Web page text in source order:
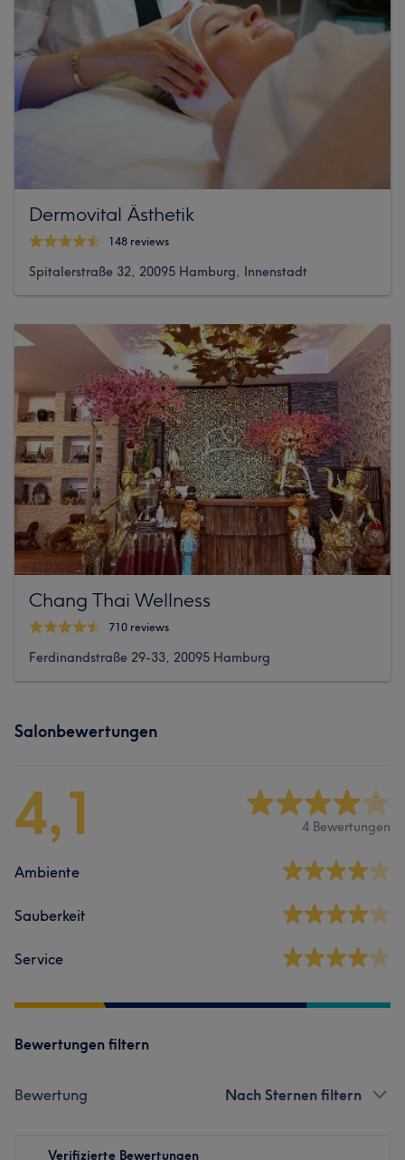
Dermovital Ästhetik
148 reviews
Spitalerstraße 32, 20095 Hamburg, Innenstadt
Chang Thai Wellness
710 reviews
Ferdinandstraße 29-33, 20095 Hamburg
Salonbewertungen
4,1 4 Bewertungen
Ambiente
Sauberkeit
Service
Bewertungen filtern
Bewertung Nach Sternen filtern
Verifizierte Bewertungen